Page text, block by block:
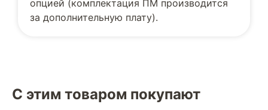
опцией (комплектация ПМ производится
за дополнительную плату).
С этим товаром покупают